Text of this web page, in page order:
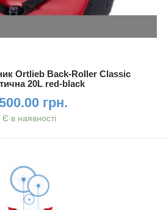
Ortlieb Back-Roller Classic
20L red-black
грн.
Є в наявності